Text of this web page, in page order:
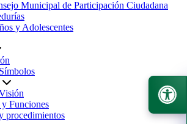
Municipal de Participación Ciudadana
y Adolescentes
Funciones
procedimientos